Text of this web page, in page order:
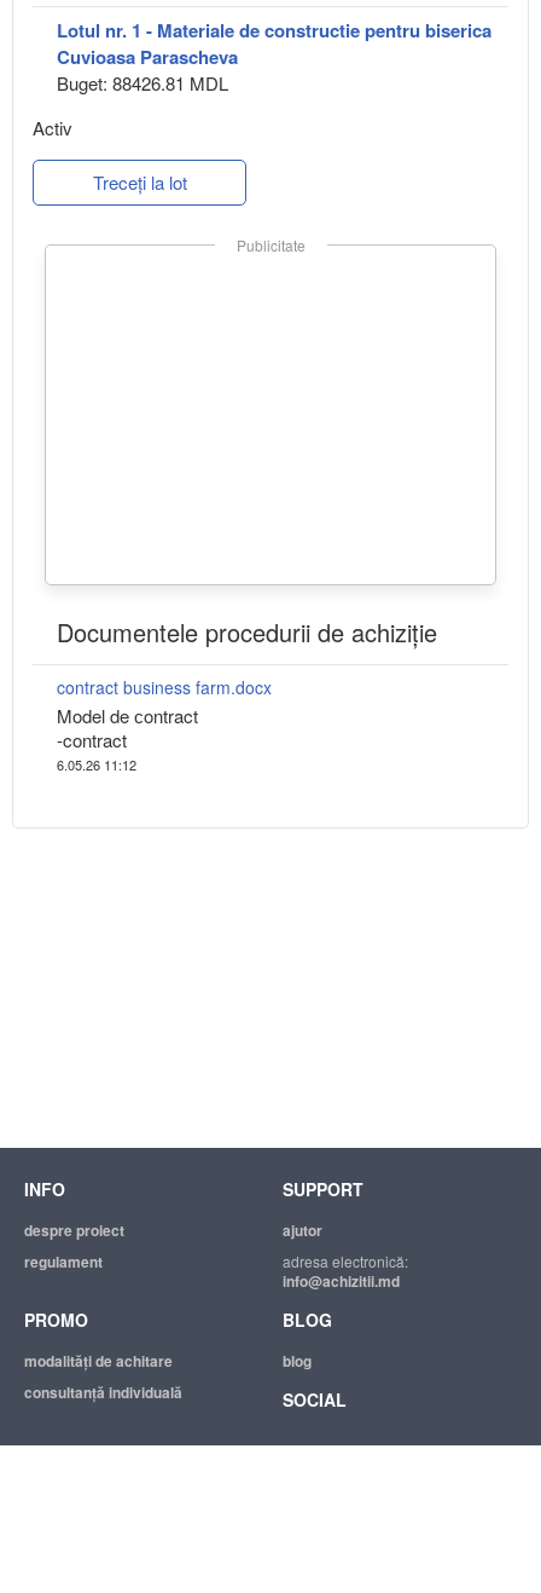
Lotul nr. 1 - Materiale de constructie pentru biserica
Cuvioasa Parascheva
Buget: 88426.81 MDL
Activ
Treceți la lot
Publicitate
Documentele procedurii de achiziție
contract business farm.docx
Model de сontract
-contract
6.05.26 11:12
INFO
despre proiect
regulament
SUPPORT
ajutor
adresa electronică:
info@achizitii.md
PROMO
modalităţi de achitare
consultanță individuală
BLOG
blog
SOCIAL